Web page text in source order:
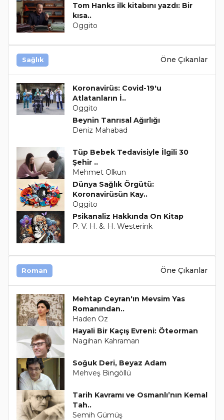
Tom Hanks ilk kitabını yazdı: Bir
kısa..
Oggito
Sağlık Öne Çıkanlar
Koronavirüs: Covid-19'u
Atlatanların İ..
Oggito
Beynin Tanrısal Ağırlığı
Deniz Mahabad
Tüp Bebek Tedavisiyle İlgili 30
Şehir ..
Mehmet Olkun
Dünya Sağlık Örgütü:
Koronavirüsün Kay..
Oggito
Psikanaliz Hakkında On Kitap
P. V. H. &. H. Westerink
Roman Öne Çıkanlar
Mehtap Ceyran'ın Mevsim Yas
Romanından..
Haden Öz
Hayali Bir Kaçış Evreni: Öteorman
Nagihan Kahraman
Soğuk Deri, Beyaz Adam
Mehveş Bingöllü
Tarih Kavramı ve Osmanlı’nın Kemal
Tah..
Semih Gümüş